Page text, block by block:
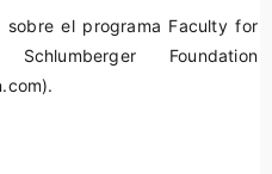
sobre el programa Faculty for
Foundation